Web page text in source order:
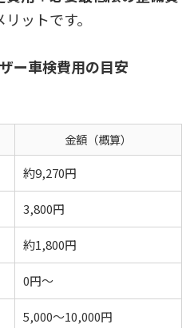
ットです。
ー車検費用の目安
金額（概算）
約9,270円
3,800円
約1,800円
0円〜
5,000〜10,000円